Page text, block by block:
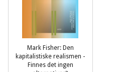
Mark Fisher: Den
kapitalistiske realismen -
Finnes det ingen